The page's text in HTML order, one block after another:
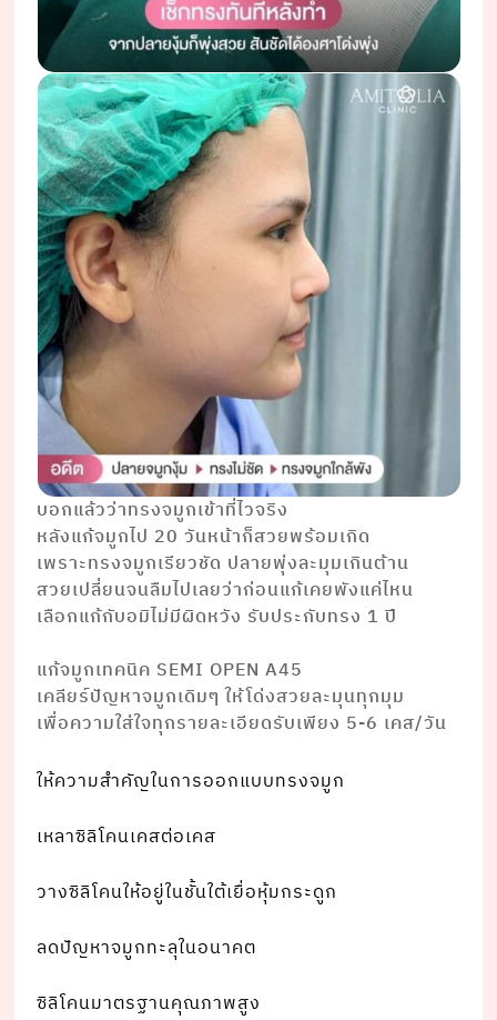
บอกแล้วว่าทรงจมูกเข้าที่ไวจริง
หลังแก้จมูกไป 20 วันหน้าก็สวยพร้อมเกิด
เพราะทรงจมูกเรียวชัด ปลายพุ่งละมุมเกินต้าน
สวยเปลี่ยนจนลืมไปเลยว่าก่อนแก้เคยพังแค่ไหน
เลือกแก้กับอมิไม่มีผิดหวัง รับประกับทรง 1 ปี
แก้จมูกเทคนิค SEMI OPEN A45
เคลียร์ปัญหาจมูกเดิมๆ ให้โด่งสวยละมุนทุกมุม
เพื่อความใส่ใจทุกรายละเอียดรับเพียง 5-6 เคส/วัน
ให้ความสำคัญในการออกแบบทรงจมูก
เหลาซิลิโคนเคสต่อเคส
วางซิลิโคนให้อยู่ในชั้นใต้เยื่อหุ้มกระดูก
ลดปัญหาจมูกทะลุในอนาคต
ซิลิโคนมาตรฐานคุณภาพสูง